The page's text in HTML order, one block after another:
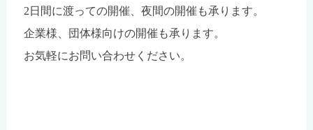
2日間に渡っての開催、夜間の開催も承ります。
企業様、団体様向けの開催も承ります。
お気軽にお問い合わせください。